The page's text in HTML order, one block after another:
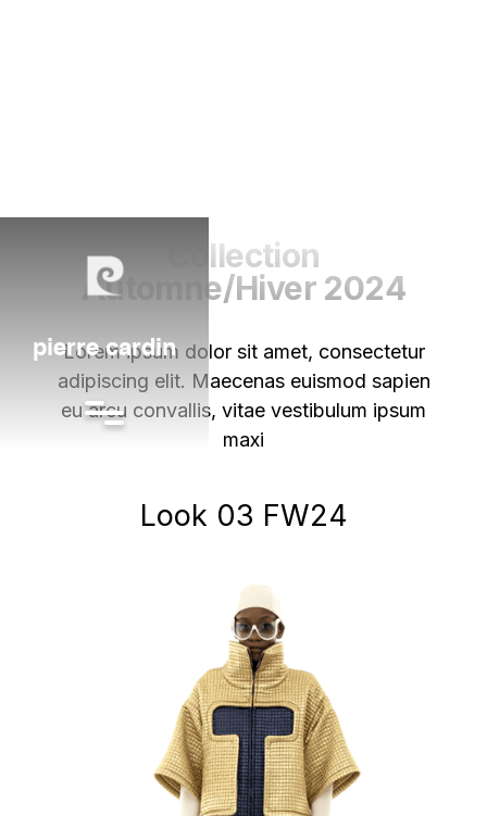
pierre cardin
Collection
Automne/Hiver 2024
Lorem ipsum dolor sit amet, consectetur
adipiscing elit. Maecenas euismod sapien
eu arcu convallis, vitae vestibulum ipsum
maxi
Look 03 FW24